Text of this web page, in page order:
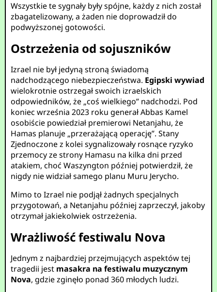
Wszystkie te sygnały były spójne, każdy z nich został
zbagatelizowany, a żaden nie doprowadził do
podwyższonej gotowości.
Ostrzeżenia od sojuszników
Izrael nie był jedyną stroną świadomą
nadchodzącego niebezpieczeństwa. Egipski wywiad
wielokrotnie ostrzegał swoich izraelskich
odpowiedników, że „coś wielkiego” nadchodzi. Pod
koniec września 2023 roku generał Abbas Kamel
osobiście powiedział premierowi Netanjahu, że
Hamas planuje „przerażającą operację”. Stany
Zjednoczone z kolei sygnalizowały rosnące ryzyko
przemocy ze strony Hamasu na kilka dni przed
atakiem, choć Waszyngton później potwierdził, że
nigdy nie widział samego planu Muru Jerycho.
Mimo to Izrael nie podjął żadnych specjalnych
przygotowań, a Netanjahu później zaprzeczył, jakoby
otrzymał jakiekolwiek ostrzeżenia.
Wrażliwość festiwalu Nova
Jednym z najbardziej przejmujących aspektów tej
tragedii jest masakra na festiwalu muzycznym
Nova, gdzie zginęło ponad 360 młodych ludzi.